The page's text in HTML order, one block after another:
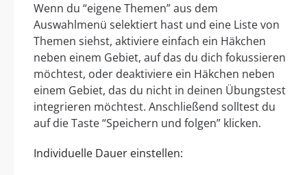
Wenn du “eigene Themen” aus dem
Auswahlmenü selektiert hast und eine Liste von
Themen siehst, aktiviere einfach ein Häkchen
neben einem Gebiet, auf das du dich fokussieren
möchtest, oder deaktiviere ein Häkchen neben
einem Gebiet, das du nicht in deinen Übungstest
integrieren möchtest. Anschließend solltest du
auf die Taste “Speichern und folgen” klicken.
Individuelle Dauer einstellen: